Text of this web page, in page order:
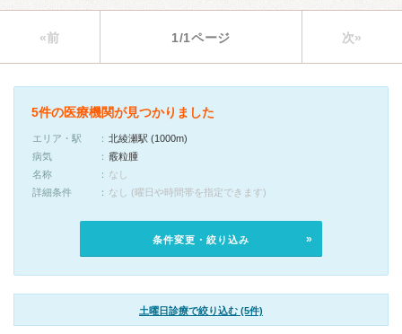
«前 1/1ページ 次»
5件の医療機関が見つかりました
エリア・駅
北綾瀬駅 (1000m)
病気
霰粒腫
名称
なし
詳細条件
なし (曜日や時間帯を指定できます)
条件変更・絞り込み
土曜日診療で絞り込む (5件)